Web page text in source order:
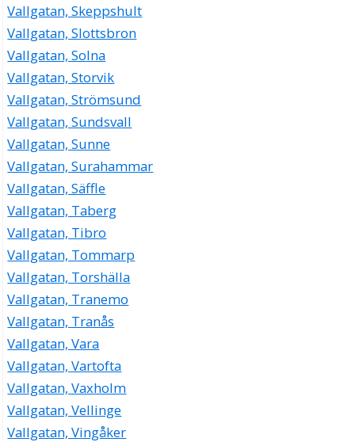
Vallgatan, Skeppshult
Vallgatan, Slottsbron
Vallgatan, Solna
Vallgatan, Storvik
Vallgatan, Strömsund
Vallgatan, Sundsvall
Vallgatan, Sunne
Vallgatan, Surahammar
Vallgatan, Säffle
Vallgatan, Taberg
Vallgatan, Tibro
Vallgatan, Tommarp
Vallgatan, Torshälla
Vallgatan, Tranemo
Vallgatan, Tranås
Vallgatan, Vara
Vallgatan, Vartofta
Vallgatan, Vaxholm
Vallgatan, Vellinge
Vallgatan, Vingåker